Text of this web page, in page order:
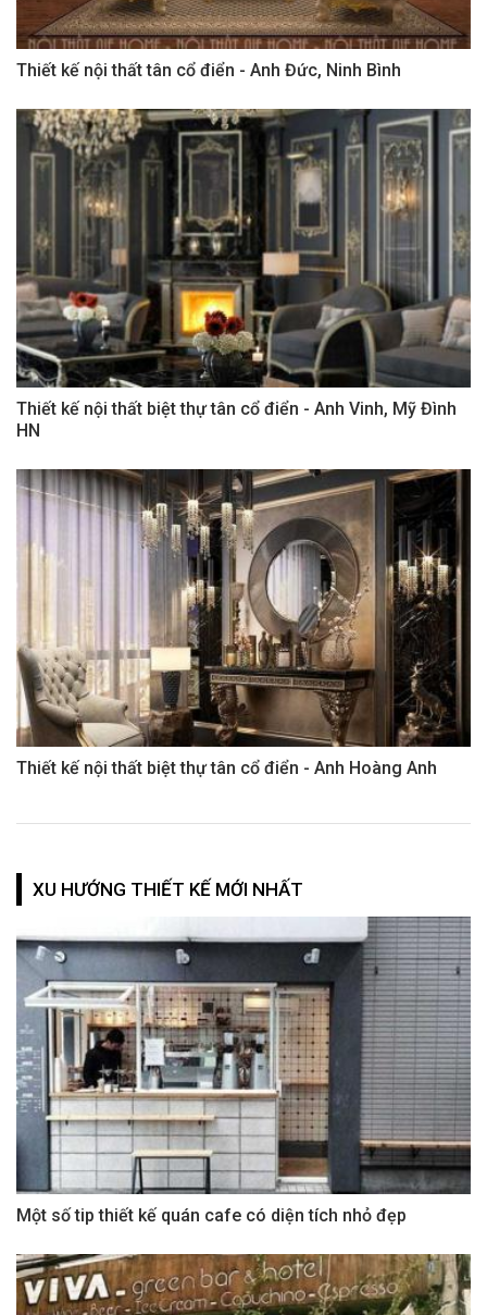
Thiết kế nội thất tân cổ điển - Anh Đức, Ninh Bình
Thiết kế nội thất biệt thự tân cổ điển - Anh Vinh, Mỹ Đình
HN
Thiết kế nội thất biệt thự tân cổ điển - Anh Hoàng Anh
XU HƯỚNG THIẾT KẾ MỚI NHẤT
Một số tip thiết kế quán cafe có diện tích nhỏ đẹp